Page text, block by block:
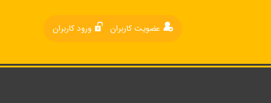
ورود کاربران عضویت کاربران